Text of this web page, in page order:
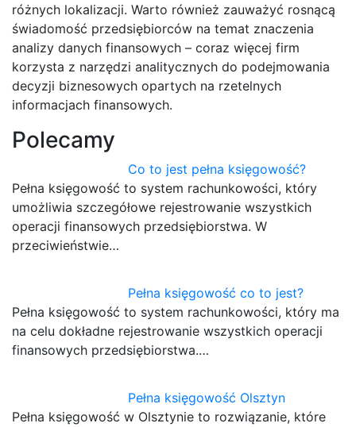
różnych lokalizacji. Warto również zauważyć rosnącą
świadomość przedsiębiorców na temat znaczenia
analizy danych finansowych – coraz więcej firm
korzysta z narzędzi analitycznych do podejmowania
decyzji biznesowych opartych na rzetelnych
informacjach finansowych.
Polecamy
Co to jest pełna księgowość?
Pełna księgowość to system rachunkowości, który
umożliwia szczegółowe rejestrowanie wszystkich
operacji finansowych przedsiębiorstwa. W
przeciwieństwie…
Pełna księgowość co to jest?
Pełna księgowość to system rachunkowości, który ma
na celu dokładne rejestrowanie wszystkich operacji
finansowych przedsiębiorstwa.…
Pełna księgowość Olsztyn
Pełna księgowość w Olsztynie to rozwiązanie, które